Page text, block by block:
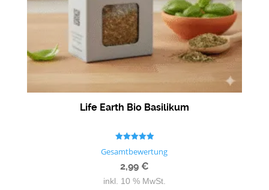
Life Earth Bio Basilikum
5.00
Gesamtbewertung
2,99 €
inkl. 10 % MwSt.